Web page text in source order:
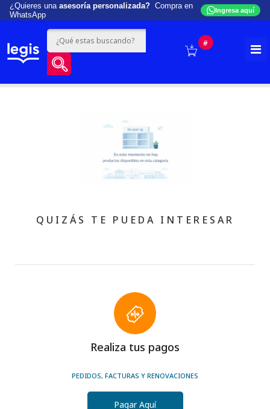
¿Quieres una asesoría personalizada? Compra en
WhatsApp
Ingresa aquí
#
QUIZÁS TE PUEDA INTERESAR
Realiza tus pagos
PEDIDOS, FACTURAS Y RENOVACIONES
Pagar Aquí